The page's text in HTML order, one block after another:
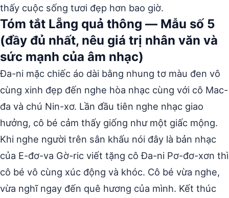
thấy cuộc sống tươi đẹp hơn bao giờ.
Tóm tắt Lẵng quả thông — Mẫu số 5
(đầy đủ nhất, nêu giá trị nhân văn và
sức mạnh của âm nhạc)
Đa-ni mặc chiếc áo dài bằng nhung tơ màu đen vô
cùng xinh đẹp đến nghe hòa nhạc cùng với cô Mac-
đa và chú Nin-xơ. Lần đầu tiên nghe nhạc giao
hưởng, cô bé cảm thấy giống như một giấc mộng.
Khi nghe người trên sân khấu nói đây là bản nhạc
của E-đơ-va Gờ-ric viết tặng cô Đa-ni Pơ-đơ-xơn thì
cô bé vô cùng xúc động và khóc. Cô bé vừa nghe,
vừa nghĩ ngay đến quê hương của mình. Kết thúc